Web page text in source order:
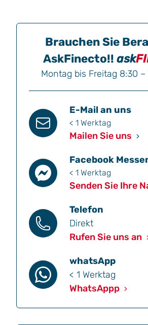
Brauchen Sie
AskFinecto!! ask
Montag bis Freitag 8:30 –
E-Mail an uns
< 1 Werktag
Mailen Sie uns
Facebook
< 1 Werktag
Senden Sie Ihre
Telefon
Direkt
Rufen Sie uns an
whatsApp
< 1 Werktag
WhatsAppp